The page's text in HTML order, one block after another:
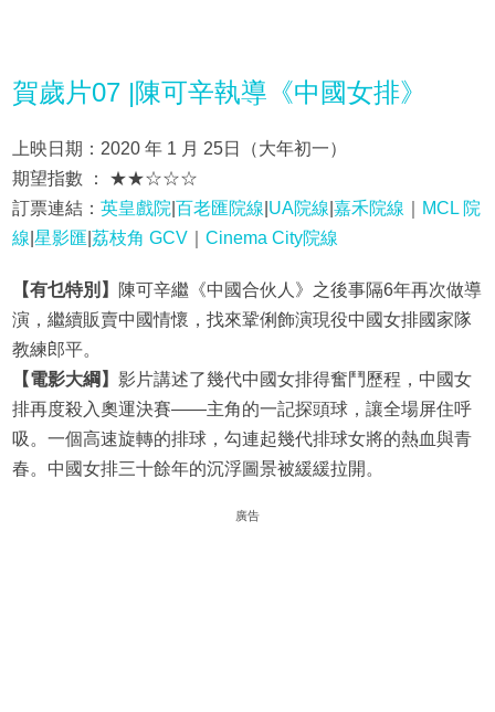
賀歲片07 |陳可辛執導《中國女排》
上映日期：2020 年 1 月 25日（大年初一）
期望指數 ： ★★☆☆☆
訂票連結： 英皇戲院 百老匯院線 UA院線 嘉禾院線
MCL 院
線 星影匯 荔枝角 GCV｜ Cinema City院線
【有乜特別】
陳可辛繼《中國合伙人》之後事隔6年再次做導
演，繼續販賣中國情懷，找來鞏俐飾演現役中國女排國家隊
教練郎平。
【電影大綱】 影片講述了幾代中國女排得奮鬥歷程，中國女
排再度殺入奧運決賽——主角的一記探頭球，讓全場屏住呼
吸。一個高速旋轉的排球，勾連起幾代排球女將的熱血與青
春。中國女排三十餘年的沉浮圖景被緩緩拉開。
廣告